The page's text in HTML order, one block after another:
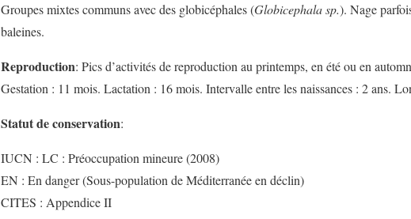
Groupes mixtes communs avec des globicéphales (Globicephala sp.). Nage
baleines.
Reproduction: Pics d’activités de reproduction au printemps, en été ou en
Gestation : 11 mois. Lactation : 16 mois. Intervalle entre les naissances : 2 ans.
Statut de conservation:
IUCN : LC : Préoccupation mineure (2008)
EN : En danger (Sous-population de Méditerranée en déclin)
CITES : Appendice II